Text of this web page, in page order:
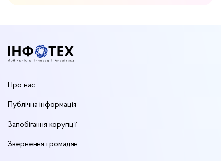
Про нас
Публічна інформація
Запобігання корупції
Звернення громадян